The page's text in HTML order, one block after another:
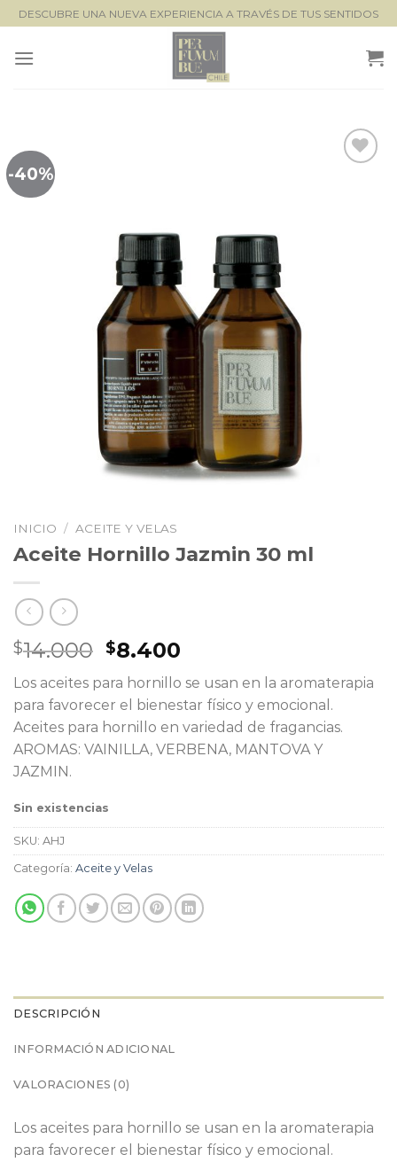
Saltar
al
contenido
DESCUBRE UNA NUEVA EXPERIENCIA A TRAVÉS DE TUS SENTIDOS
-40%
INICIO / ACEITE Y VELAS
Aceite Hornillo Jazmin 30 ml
$14.000 El
precio
original
era:
$14.000.
$8.400
actual
es:
$8.400.
Los aceites para hornillo se usan en la aromaterapia
para favorecer el bienestar físico y emocional.
Aceites para hornillo en variedad de fragancias.
AROMAS: VAINILLA, VERBENA, MANTOVA Y
JAZMIN.
Sin existencias
SKU: AHJ
Categoría: Aceite y Velas
DESCRIPCIÓN
INFORMACIÓN ADICIONAL
VALORACIONES (0)
Los aceites para hornillo se usan en la aromaterapia
para favorecer el bienestar físico y emocional.